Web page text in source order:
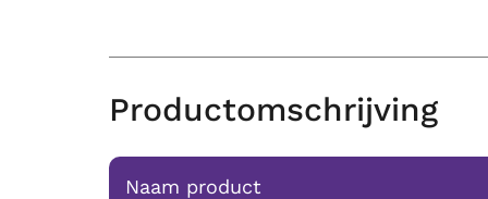
Productomschrijving
Naam product